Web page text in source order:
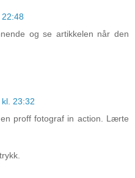
og se artikkelen når den
23:32
proff fotograf in action. Lærte